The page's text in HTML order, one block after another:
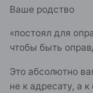
Ваше родство
«постоял для
чтобы быть
Это абсолютно
не к адресату, а